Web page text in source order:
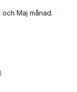
Maj månad.